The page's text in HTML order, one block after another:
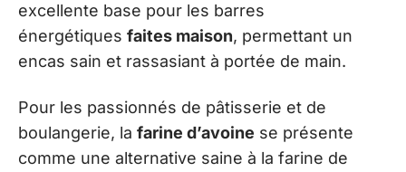
excellente base pour les barres
énergétiques faites maison, permettant un
encas sain et rassasiant à portée de main.
Pour les passionnés de pâtisserie et de
boulangerie, la farine d’avoine se présente
comme une alternative saine à la farine de